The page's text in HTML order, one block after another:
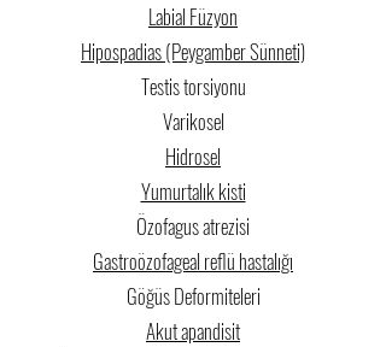
Labial Füzyon
Hipospadias (Peygamber Sünneti)
Testis torsiyonu
Varikosel
Hidrosel
Yumurtalık kisti
Özofagus atrezisi
Gastroözofageal reflü hastalığı
Göğüs Deformiteleri
Akut apandisit